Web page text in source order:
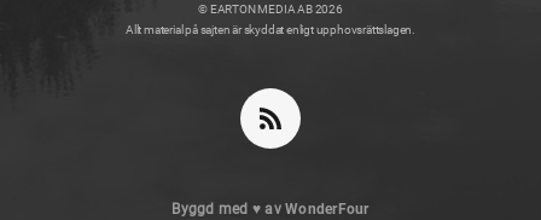
© EARTON MEDIA AB 2026
Allt material på sajten är skyddat enligt upphovsrättslagen.
Byggd med ♥ avWonderFour